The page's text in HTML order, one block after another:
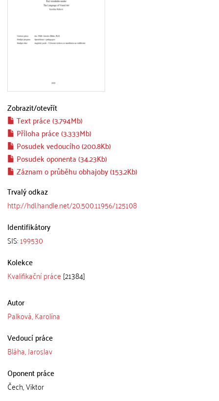
Zobrazit/otevřít
Text práce (3.794Mb)
Příloha práce (3.333Mb)
Posudek vedoucího (200.8Kb)
Posudek oponenta (34.23Kb)
Záznam o průběhu obhajoby (153.2Kb)
Trvalý odkaz
http://hdl.handle.net/20.500.11956/125108
Identifikátory
SIS:199530
Kolekce
Kvalifikační práce [21384]
Autor
Palková, Karolína
Vedoucí práce
Bláha, Jaroslav
Oponent práce
Čech, Viktor